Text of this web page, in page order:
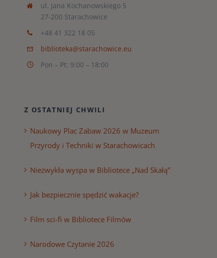
ul. Jana Kochanowskiego 5
27-200 Starachowice
+48 41 322 18 05
biblioteka@starachowice.eu
Pon – Pt: 9:00 – 18:00
Z OSTATNIEJ CHWILI
Naukowy Plac Zabaw 2026 w Muzeum
Przyrody i Techniki w Starachowicach
Niezwykła wyspa w Bibliotece „Nad Skałą”
Jak bezpiecznie spędzić wakacje?
Film sci-fi w Bibliotece Filmów
Narodowe Czytanie 2026